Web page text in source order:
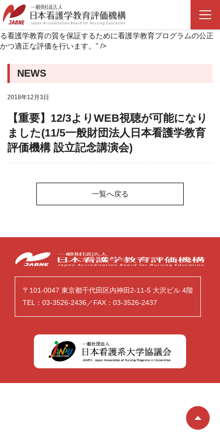
【重要】12/3よりWEB視聴が可能になりました(11/5一般財団法人
日本看護学教育評価機構 設立記念講演会)」です。一般財団法人日
本看護学教育評価機構（JABNE）は、日本の高等教育機関におけ
る看護学教育の質を保証するために看護学教育プログラムの公正
かつ適正な評価を行います。" />
NEWS
2018年12月3日
【重要】12/3よりWEB視聴が可能になり
ました(11/5一般財団法人日本看護学教育
評価機構 設立記念講演会)
一覧へ戻る
〒101-0047 東京都千代田区内神田2-11-5 大沢ビル 4階
TEL：03-3526-2436／FAX：03-3526-2437